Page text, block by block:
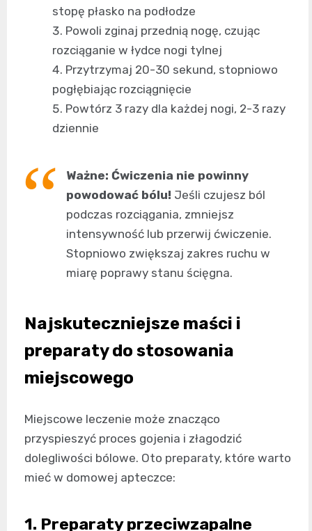
stopę płasko na podłodze
Powoli zginaj przednią nogę, czując
rozciąganie w łydce nogi tylnej
Przytrzymaj 20-30 sekund, stopniowo
pogłębiając rozciągnięcie
Powtórz 3 razy dla każdej nogi, 2-3 razy
dziennie
Ważne: Ćwiczenia nie powinny
powodować bólu! Jeśli czujesz ból
podczas rozciągania, zmniejsz
intensywność lub przerwij ćwiczenie.
Stopniowo zwiększaj zakres ruchu w
miarę poprawy stanu ścięgna.
Najskuteczniejsze maści i
preparaty do stosowania
miejscowego
Miejscowe leczenie może znacząco
przyspieszyć proces gojenia i złagodzić
dolegliwości bólowe. Oto preparaty, które warto
mieć w domowej apteczce:
1. Preparaty przeciwzapalne